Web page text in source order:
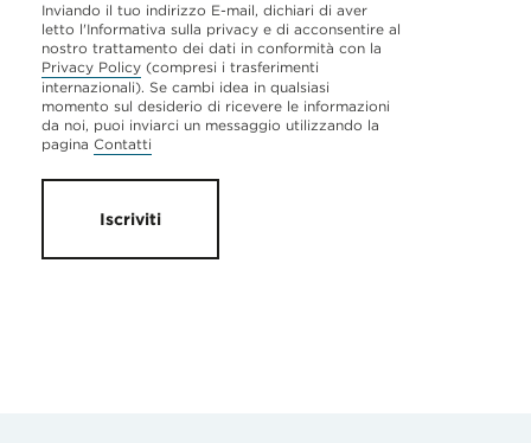
Inviando il tuo indirizzo E-mail, dichiari di aver
letto l'Informativa sulla privacy e di acconsentire al
nostro trattamento dei dati in conformità con la
Privacy Policy (compresi i trasferimenti
internazionali). Se cambi idea in qualsiasi
momento sul desiderio di ricevere le informazioni
da noi, puoi inviarci un messaggio utilizzando la
pagina Contatti
Iscriviti